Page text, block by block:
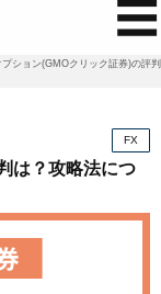
プション(GMOクリック証券)の評
FX
は？攻略法につ